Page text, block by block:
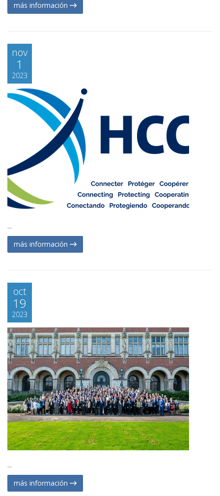
más información
nov
1
2023
...
más información
oct
19
2023
...
más información